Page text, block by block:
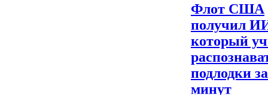
Флот США
получил
который
подлодки
минут